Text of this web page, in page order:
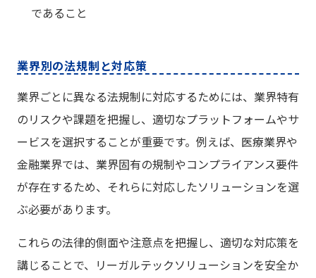
であること
業界別の法規制と対応策
業界ごとに異なる法規制に対応するためには、業界特有
のリスクや課題を把握し、適切なプラットフォームやサ
ービスを選択することが重要です。例えば、医療業界や
金融業界では、業界固有の規制やコンプライアンス要件
が存在するため、それらに対応したソリューションを選
ぶ必要があります。
これらの法律的側面や注意点を把握し、適切な対応策を
講じることで、リーガルテックソリューションを安全か